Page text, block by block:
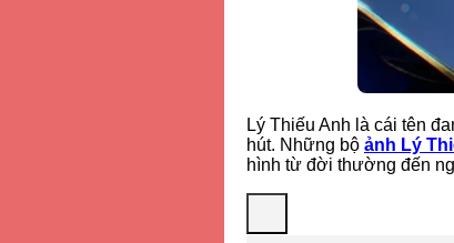
Lý Thiếu Anh là cái tên
hút. Những bộ ảnh Lý
hình từ đời thường đến